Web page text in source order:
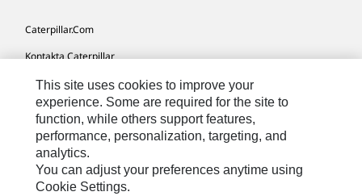
Caterpillar.com
Kontakta Caterpillar
Mina Marknadsföringspreferenser
Platskarta
Cookie Settings
Juridiskt
Sekretess
This site uses cookies to improve your
experience. Some are required for the site to
function, while others support features,
performance, personalization, targeting, and
analytics.
You can adjust your preferences anytime using
Cookie Settings.